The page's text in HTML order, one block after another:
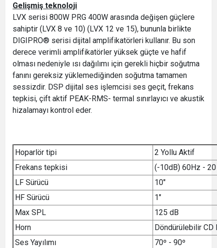
Gelişmiş teknoloji
LVX serisi 800W PRG 400W arasında değişen güçlere
sahiptir (LVX 8 ve 10) (LVX 12 ve 15), bununla birlikte
DIGIPRO® serisi dijital amplifikatörleri kullanır. Bu son
derece verimli amplifikatörler yüksek güçte ve hafif
olması nedeniyle ısı dağılımı için gerekli hiçbir soğutma
fanını gereksiz yüklemediğinden soğutma tamamen
sessizdir. DSP dijital ses işlemcisi ses geçit, frekans
tepkisi, çift aktif PEAK-RMS- termal sınırlayıcı ve akustik
hizalamayı kontrol eder.
Hoparlör tipi
2 Yollu Aktif
Frekans tepkisi
(-10dB) 60Hz -
LF Sürücü
10"
HF Sürücü
1"
Max SPL
125 dB
Horn
Döndürülebilir CD
Ses Yayılımı
70º - 90º